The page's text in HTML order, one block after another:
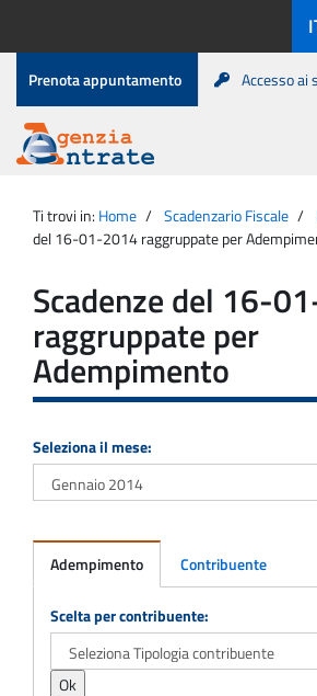
contenuto
Menu
di
servizio
Prenota appuntamento Accesso ai
Agenzia
Entrate
principale
Ti trovi in: Home Scadenzario Fiscale
del 16-01-2014 raggruppate per
Scadenze del 16-
raggruppate per
Adempimento
Seleziona il mese:
Adempimento Contribuente
Adempimento
Scelta per contribuente: